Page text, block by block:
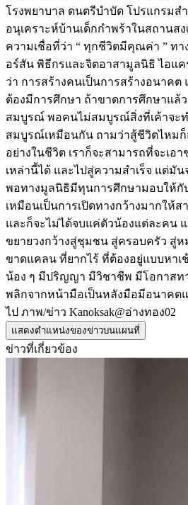
โรงพยาบาล ดนตรีบำบัด โปรแกรมส
อนุเคราะห์บ้านเด็กกำพร้าในสถานสง
ความเชื่อที่ว่า “ ทุกชีวิตมีคุณค่า ” ทา
อร์สัน พิธีกรและจิตอาสามูลนิธิ ไอแค
ว่า การสร้างคนเป็นการสร้างอนาค
ต้องมีการศึกษา ถ้าขาดการศึกษาแล้
สมบูรณ์ พอคนไม่สมบูรณ์สิ่งที่เค้าจะ
สมบูรณ์เหมือนกัน ถามว่าสู้ชีวิตไหมก็
อย่างในชีวิต เราก็จะสามารถที่จะเอ
เหล่านี้ได้ และไปสู่ความสำเร็จ แต่มัน
พอทางมูลนิธิมีทุนการศึกษามอบให้กั
เหมือนเป็นการเปิดทางกว้างมากให้ส
และก็จะไม่ได้จบแค่ตัวน้องแต่ละคน
ขยายวงกว้างสู่ชุมชน สู่ครอบครัว สู่
ขาดแคลน ที่ยากไร้ ที่ต้องอยู่แบบหา
น้อง ๆ มีปริญญา มีวิชาชีพ มีโอกาสท
พลิกจากหน้ามือเป็นหลังมือมีอนาค
ไป ภาพ/ข่าว Kanoksak@อ่างทอง02
แสดงตำแหน่งของข่าวบนแผนที่
ข่าวที่เกี่ยวข้อง